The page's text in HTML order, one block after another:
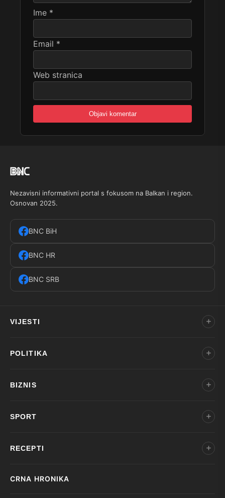
Ime *
Email *
Web stranica
Nezavisni informativni portal s fokusom na Balkan i region.
Osnovan 2025.
BNC BiH
BNC HR
BNC SRB
VIJESTI
POLITIKA
BIZNIS
SPORT
RECEPTI
CRNA HRONIKA